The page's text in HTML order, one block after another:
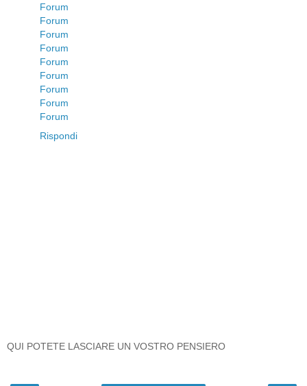
Forum
Forum
Forum
Forum
Forum
Forum
Forum
Forum
Forum
Rispondi
QUI POTETE LASCIARE UN VOSTRO PENSIERO